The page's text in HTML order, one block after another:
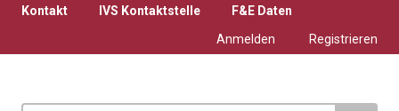
Kontakt
IVS Kontaktstelle
F&E Daten
Anmelden
Registrieren